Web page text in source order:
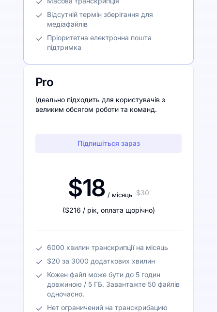
Відсутній термін зберігання для
медіафайлів
Пріоритетна електронна пошта
підтримка
Pro
Ідеально підходить для користувачів з
великим обсягом роботи та команд.
Підпишіться зараз
$18 / місяць $30
($216 / рік, оплата щорічно)
6000 хвилин транскрипції на місяць
$20 за 3000 додаткових хвилин
Кожен файл може бути до 5 годин
довжиною / 5 ГБ. Завантажте 50 файлів
одночасно.
Нет ограничений на транскрибацию